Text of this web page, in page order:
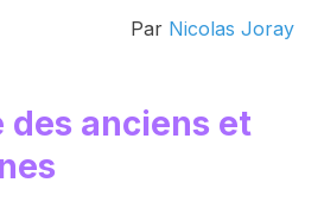
Par Nicolas Joray
des anciens et